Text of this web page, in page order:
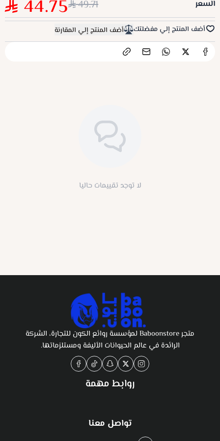
السعر 49.71
44.75
أضف المنتج إلي مفضلتك أضف المنتج إلي المقارنة
لا توجد تقييمات حاليا
متجر Baboonstore لمؤسسة روائع الكون للتجارة، الشركة
الرائدة في عالم الحيوانات الأليفة ومستلزماتها.
روابط مهمة
تواصل معنا